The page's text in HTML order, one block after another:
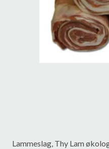
Lammeslag, Thy Lam